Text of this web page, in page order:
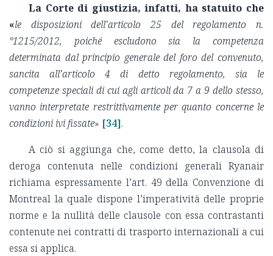
La Corte di giustizia, infatti, hastatuito che
«le disposizioni dell’articolo 25 del regolamento n.
°1215/2012, poiché escludono sia la competenza
determinata dal principio generale del foro del convenuto,
sancita all’articolo 4 di detto regolamento, sia le
competenze speciali di cui agli articoli da 7 a 9 dello stesso,
vanno interpretate restrittivamente per quanto concerne le
condizioni ivi fissate» [34].
A ciò si aggiunga che, come detto, la clausola di
deroga contenuta nelle condizioni generali Ryanair
richiama espressamente l’art. 49 della Convenzione di
Montreal la quale dispone l’imperatività delle proprie
norme e la nullità delle clausole con essa contrastanti
contenute nei contratti di trasporto internazionali a cui
essa si applica.